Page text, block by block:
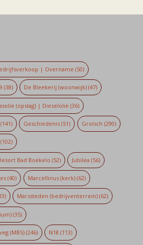
| Overname (50)
(38) De Bleekerij (woonwijk) (47)
(opslag) | Dieselolie (36)
(141) Geschiedenis (51) Grolsch (290)
Bad Boekelo (52) Jubilea (56)
(40) Marcellinus (kerk)(62)
Marssteden (bedrijventerrein) (62)
(35)
(MBS)(246) N18 (113)